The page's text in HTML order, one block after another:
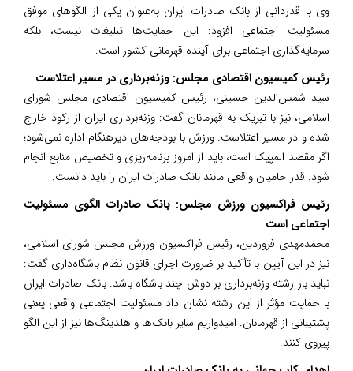
وی با قدردانی از بانک صادرات ایران به‌عنوان یکی از الگوهای موفق
مسئولیت اجتماعی افزود: این حمایت‌ها تبلیغات نیست، بلکه
سرمایه‌گذاری اجتماعی برای آینده قهرمانی کشور است.
رئیس کمیسیون اقتصادی مجلس: وزنه‌برداری در مسیر اعتلاست
سید شمس‌الدین حسینی، رئیس کمیسیون اقتصادی مجلس شورای
اسلامی، نیز با تبریک به قهرمانان گفت: وزنه‌برداری ایران از رکود خارج
شده و در مسیر اعتلاست. ورزش با بودجه‌های دیرهنگام اداره نمی‌شود؛
اگر مقصد المپیک است، باید از امروز برنامه‌ریزی و تخصیص منابع انجام
شود. قدر حامیان واقعی مانند بانک صادرات ایران را باید دانست.
رئیس فراکسیون ورزش مجلس: بانک صادرات الگوی مسئولیت
اجتماعی است
محمدمهدی فروردین، رئیس فراکسیون ورزش مجلس شورای اسلامی،
نیز در این آیین با تأکید بر ضرورت اجرای قانون نظام باشگاه‌داری گفت:
نباید بار رشته وزنه‌برداری بر دوش چند باشگاه باشد. بانک صادرات ایران
با حمایت مؤثر از این رشته نشان داد مسئولیت اجتماعی واقعی یعنی
پشتیبانی از قهرمانان. امیدواریم سایر بانک‌ها و هلدینگ‌ها نیز از این الگو
پیروی کنند.